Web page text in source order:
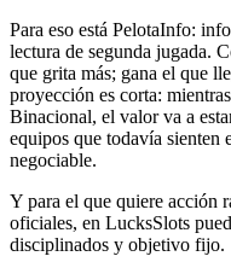
Para eso está PelotaInfo:
lectura de segunda jugada.
que grita más; gana el que
proyección es corta:
Binacional, el valor va a
equipos que todavía sienten
negociable.
Y para el que quiere acción
oficiales, en LucksSlots
disciplinados y objetivo fijo.